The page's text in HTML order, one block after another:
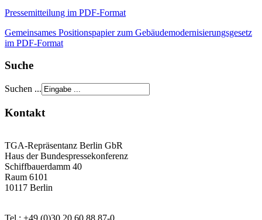
Pressemitteilung im PDF-Format
Gemeinsames Positionspapier zum Gebäudemodernisierungsgesetz
im PDF-Format
Suche
Suchen ...
Kontakt
TGA-Repräsentanz Berlin GbR
Haus der Bundespressekonferenz
Schiffbauerdamm 40
Raum 6101
10117 Berlin